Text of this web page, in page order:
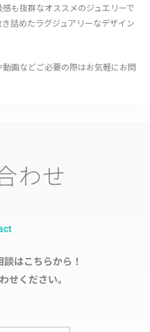
も抜群なオススメのジュエリーで
詰めたラグジュアリーなデザイン
画などご必要の際はお気軽にお問
わせ
はこちらから！
せください。